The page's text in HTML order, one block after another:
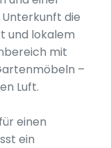
die
und lokalem
mit
–
Luft.
einen
ein